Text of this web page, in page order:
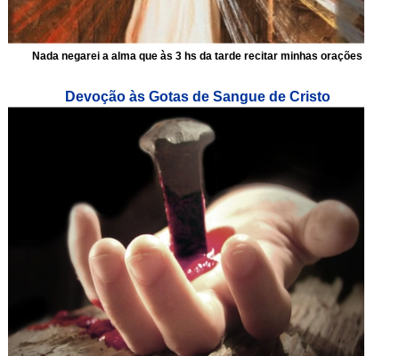
Nada negarei a alma que às 3 hs da tarde recitar minhas orações
Devoção às Gotas de Sangue de Cristo